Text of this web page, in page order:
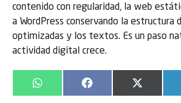
contenido con regularidad, la web
a WordPress conservando la estructura
optimizadas y los textos. Es un paso
actividad digital crece.
WhatsApp Facebook
X
(Twitter)